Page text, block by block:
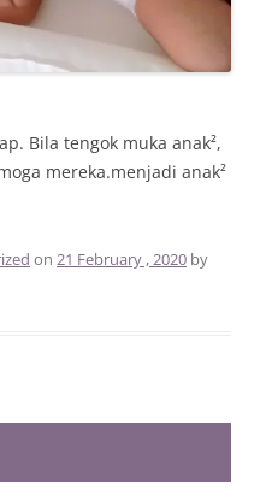
Bila tengok muka anak²,
mereka.menjadi anak²
on 21 February , 2020 by